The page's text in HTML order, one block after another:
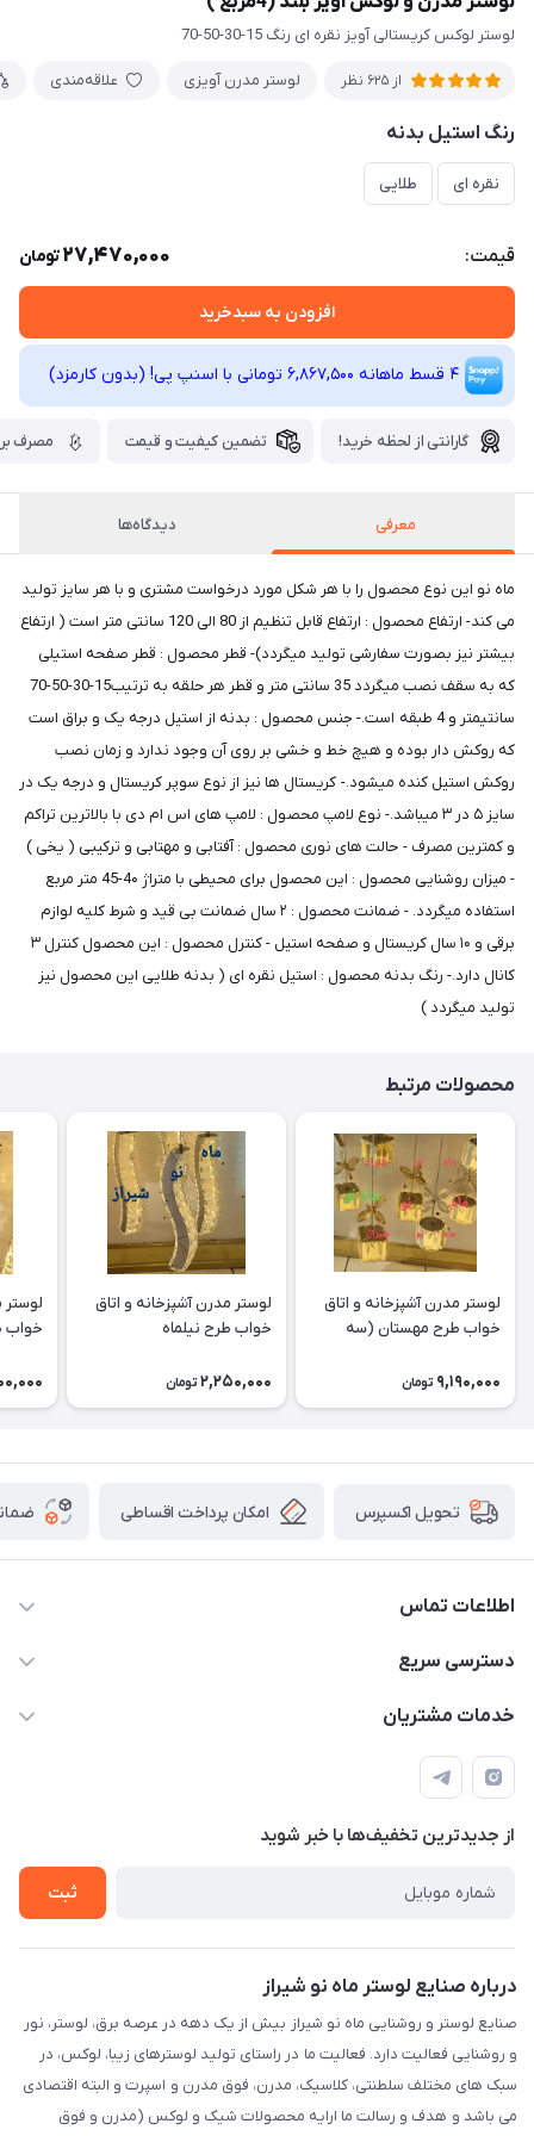
لوستر لوکس کریستالی آویز نقره ای رنگ 15-30-50-70
از 625 نظر لوستر مدرن آویزی علاقه‌مندی
رنگ استیل بدنه
نقره ای طلایی
قیمت: 27,470,000تومان
افزودن به سبدخرید
4 قسط ماهانه 6,867,500 تومانی با اسنپ ‌پی! (بدون کارمزد)
گارانتی از لحظه خرید! تضمین کیفیت و قیمت مصرف
معرفی دیدگاه‌ها
ماه نو این نوع محصول را با هر شکل مورد درخواست مشتری و با هر سایز تولید
می کند- ارتفاع محصول : ارتفاع قابل تنظیم از 80 الی 120 سانتی متر است ( ارتفاع
بیشتر نیز بصورت سفارشی تولید میگردد)- قطر محصول : قطر صفحه استیلی
که به سقف نصب میگردد 35 سانتی متر و قطر هر حلقه به ترتیب15-30-50-70
سانتیمتر و 4 طبقه است.- جنس محصول : بدنه از استیل درجه یک و براق است
که روکش دار بوده و هیچ خط و خشی بر روی آن وجود ندارد و زمان نصب
روکش استیل کنده میشود.- کریستال ها نیز از نوع سوپر کریستال و درجه یک در
سایز ۵ در ۳ میباشد.- نوع لامپ محصول : لامپ های اس ام دی با بالاترین تراکم
و کمترین مصرف - حالت های نوری محصول : آفتابی و مهتابی و ترکیبی ( یخی )
- میزان روشنایی محصول : این محصول برای محیطی با متراژ 4۰-45 متر مربع
استفاده میگردد. - ضمانت محصول : ۲ سال ضمانت بی قید و شرط کلیه لوازم
برقی و ۱۰ سال کریستال و صفحه استیل - کنترل محصول : این محصول کنترل ۳
کانال دارد.- رنگ بدنه محصول : استیل نقره ای ( بدنه طلایی این محصول نیز
تولید میگردد )
محصولات مرتبط
لوستر مدرن آشپزخانه و اتاق
خواب طرح مهستان (سه
9,190,000 تومان
لوستر مدرن آشپزخانه و اتاق
خواب طرح نیلماه
2,250,000 تومان
لوستر
خواب
تحویل اکسپرس امکان پرداخت اقساطی
اطلاعات تماس
09171115348
طبقه همکف واحد 131
دسترسی سریع
مجله فروشگاه
درباره ما
تماس با ما
خدمات مشتریان
قوانین و مقررات
حریم خصوصی
راهنما
از جدید‌ترین تخفیف‌ها با‌ خبر شوید
ثبت
درباره صنایع لوستر ماه نو شیراز
صنایع لوستر و روشنایی ماه نو شیراز بیش از یک دهه در عرصه برق، لوستر، نور
و روشنایی فعالیت دارد. فعالیت ما در راستای تولید لوسترهای زیبا، لوکس، در
سبک های مختلف سلطنتی، کلاسیک، مدرن، فوق مدرن و اسپرت و البته اقتصادی
می باشد و هدف و رسالت ما ارایه محصولات شیک و لوکس (مدرن و فوق